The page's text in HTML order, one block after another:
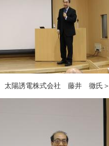
太陽誘電株式会社 藤井 徹氏＞